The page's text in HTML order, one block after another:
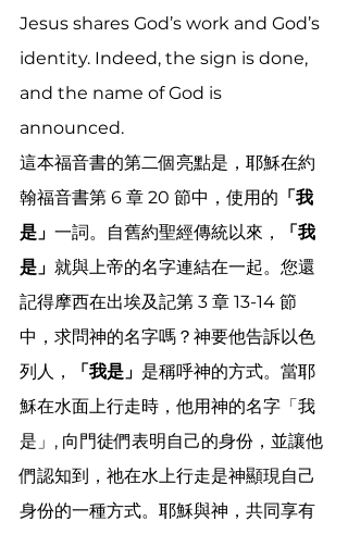
Jesus shares God’s work and God’s
identity. Indeed, the sign is done,
and the name of God is
announced.
這本福音書的第二個亮點是，耶穌在約
翰福音書第 6 章 20 節中，使用的 「我
是」 一詞。自舊約聖經傳統以來，
「我
是」 就與上帝的名字連結在一起。您還
記得摩西在出埃及記第 3 章 13-14 節
中，求問神的名字嗎？神要他告訴以色
列人，
「我是」 是稱呼神的方式。當耶
穌在水面上行走時，他用神的名字「我
是」, 向門徒們表明自己的身份，並讓他
們認知到，祂在水上行走是神顯現自己
身份的一種方式。耶穌與神，共同享有